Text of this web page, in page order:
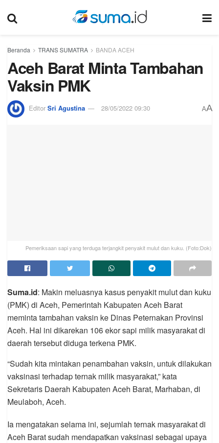
Beranda TRANS SUMATRA BANDA ACEH
Aceh Barat Minta Tambahan
Vaksin PMK
Editor Sri Agustina 28/05/2022 09:30 AA
Pemeriksaan sapi yang terduga terjangkit penyakit mulut dan kuku. (Foto:Dok)
Suma.id: Makin meluasnya kasus penyakit mulut dan kuku
(PMK) di Aceh, Pemerintah Kabupaten Aceh Barat
meminta tambahan vaksin ke Dinas Peternakan Provinsi
Aceh. Hal ini dikarekan 106 ekor sapi milik masyarakat di
daerah tersebut diduga terkena PMK.
“Sudah kita mintakan penambahan vaksin, untuk dilakukan
vaksinasi terhadap ternak milik masyarakat,” kata
Sekretaris Daerah Kabupaten Aceh Barat, Marhaban, di
Meulaboh, Aceh.
Ia mengatakan selama ini, sejumlah ternak masyarakat di
Aceh Barat sudah mendapatkan vaksinasi sebagai upaya